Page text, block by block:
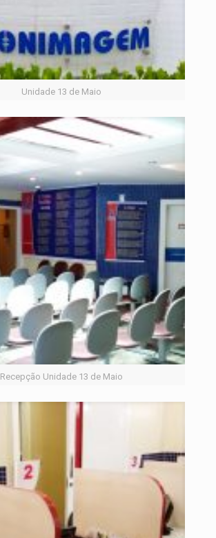
Unidade 13 de Maio
Recepção Unidade 13 de Maio